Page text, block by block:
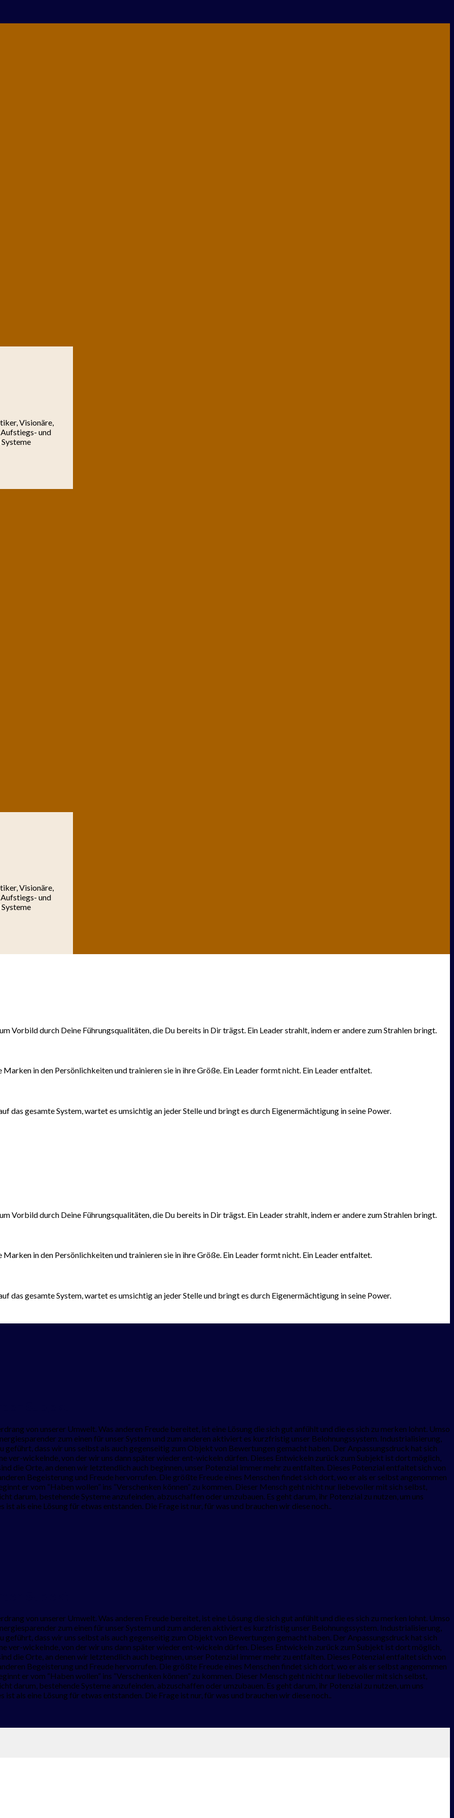
Visionäre,
und
Visionäre,
und
Vorbild durch Deine Führungsqualitäten, die Du bereits in Dir trägst. Ein Leader strahlt, indem er andere zum Strahlen bringt.
in den Persönlichkeiten und trainieren sie in ihre Größe. Ein Leader formt nicht. Ein Leader entfaltet.
das gesamte System, wartet es umsichtig an jeder Stelle und bringt es durch Eigenermächtigung in seine Power.
Vorbild durch Deine Führungsqualitäten, die Du bereits in Dir trägst. Ein Leader strahlt, indem er andere zum Strahlen bringt.
in den Persönlichkeiten und trainieren sie in ihre Größe. Ein Leader formt nicht. Ein Leader entfaltet.
das gesamte System, wartet es umsichtig an jeder Stelle und bringt es durch Eigenermächtigung in seine Power.
von unserer Umwelt. Was anderen Freude bereitet, ist eine Lösung die sich gut anfühlt und die es sich zu merken lohnt. Umso
zum einen für unser System und zum anderen aktiviert es kurzfristig unser Belohnungssystem. Industrialisierung,
dass wir uns selbst als auch gegenseitig zum Objekt von Bewertungen gemacht haben. Der Anpassungsdruck hat sich
ver-wickelnde, von der wir uns dann später wieder ent-wickeln dürfen. Dieses Entwickeln zurück zum Subjekt ist dort möglich,
die Orte, an denen wir letztendlich auch beginnen, unser Potenzial immer mehr zu entfalten. Dieses Potenzial entfaltet sich von
Begeisterung und Freude hervorrufen. Die größte Freude eines Menschen findet sich dort, wo er als er selbst angenommen
er vom “Haben wollen” ins “Verschenken können” zu kommen. Dieser Mensch geht nicht nur liebevoller mit sich selbst,
darum, bestehende Systeme anzufeinden, abzuschaffen oder umzubauen. Es geht darum, ihr Potenzial zu nutzen, um uns
als eine Lösung für etwas entstanden. Die Frage ist nur, für was und brauchen wir diese noch..
von unserer Umwelt. Was anderen Freude bereitet, ist eine Lösung die sich gut anfühlt und die es sich zu merken lohnt. Umso
zum einen für unser System und zum anderen aktiviert es kurzfristig unser Belohnungssystem. Industrialisierung,
dass wir uns selbst als auch gegenseitig zum Objekt von Bewertungen gemacht haben. Der Anpassungsdruck hat sich
ver-wickelnde, von der wir uns dann später wieder ent-wickeln dürfen. Dieses Entwickeln zurück zum Subjekt ist dort möglich,
die Orte, an denen wir letztendlich auch beginnen, unser Potenzial immer mehr zu entfalten. Dieses Potenzial entfaltet sich von
Begeisterung und Freude hervorrufen. Die größte Freude eines Menschen findet sich dort, wo er als er selbst angenommen
er vom “Haben wollen” ins “Verschenken können” zu kommen. Dieser Mensch geht nicht nur liebevoller mit sich selbst,
darum, bestehende Systeme anzufeinden, abzuschaffen oder umzubauen. Es geht darum, ihr Potenzial zu nutzen, um uns
als eine Lösung für etwas entstanden. Die Frage ist nur, für was und brauchen wir diese noch..